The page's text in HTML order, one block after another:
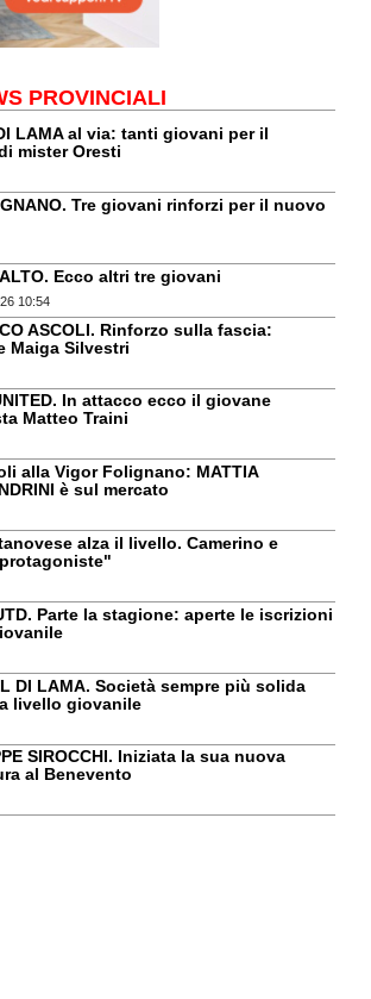
PROVINCIALI
LAMA al via: tanti giovani per il
mister Oresti
Tre giovani rinforzi per il nuovo
Ecco altri tre giovani
10:54
ASCOLI. Rinforzo sulla fascia:
Maiga Silvestri
In attacco ecco il giovane
Matteo Traini
alla Vigor Folignano: MATTIA
è sul mercato
alza il livello. Camerino e
Parte la stagione: aperte le iscrizioni
DI LAMA. Società sempre più solida
livello giovanile
SIROCCHI. Iniziata la sua nuova
al Benevento